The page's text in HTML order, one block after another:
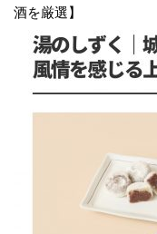
酒を厳選】